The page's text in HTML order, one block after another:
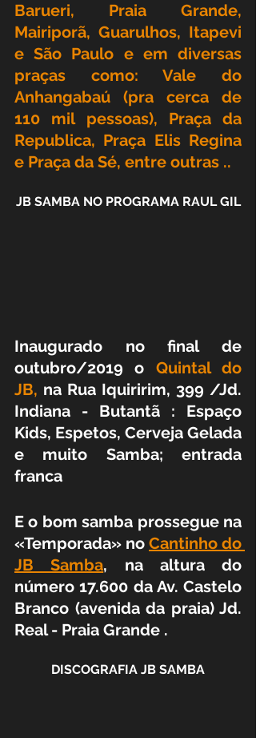
Barueri, Praia Grande,
Mairiporã, Guarulhos, Itapevi
e São Paulo e em diversas
praças como: Vale do
Anhangabaú (pra cerca de
110 mil pessoas), Praça da
Republica, Praça Elis Regina
e Praça da Sé, entre outras ..
JB SAMBA NO PROGRAMA RAUL GIL
Inaugurado no final de
outubro/2019 o Quintal do
JB, na Rua Iquiririm, 399 /Jd.
Indiana - Butantã : Espaço
Kids, Espetos, Cerveja Gelada
e muito Samba; entrada
franca
E o bom samba prossegue na
«Temporada» no Cantinho do
JB Samba, na altura do
número 17.600 da Av. Castelo
Branco (avenida da praia) Jd.
Real - Praia Grande .
DISCOGRAFIA JB SAMBA